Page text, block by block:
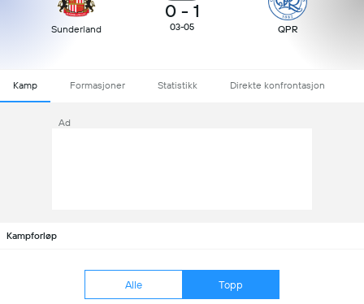
Sunderland
0 - 1
03-05 QPR
Kamp Formasjoner Statistikk Direkte konfrontasjon
Ad
Kampforløp
Alle Topp